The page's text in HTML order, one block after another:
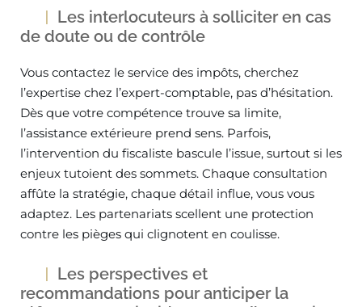
Les interlocuteurs à solliciter en cas
de doute ou de contrôle
Vous contactez le service des impôts, cherchez
l’expertise chez l’expert-comptable, pas d’hésitation.
Dès que votre compétence trouve sa limite,
l’assistance extérieure prend sens. Parfois,
l’intervention du fiscaliste bascule l’issue, surtout si les
enjeux tutoient des sommets. Chaque consultation
affûte la stratégie, chaque détail influe, vous vous
adaptez. Les partenariats scellent une protection
contre les pièges qui clignotent en coulisse.
Les perspectives et
recommandations pour anticiper la